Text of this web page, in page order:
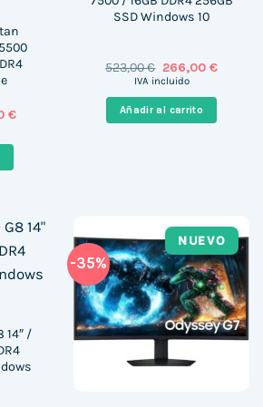
€.
€El
SSD Windows 10
523,00€ El
precio
era:
523,00 €.
266,00 €El
es:
266,00
IVA incluido
Añadir al carrito
14″ /
-35%
NUEVO